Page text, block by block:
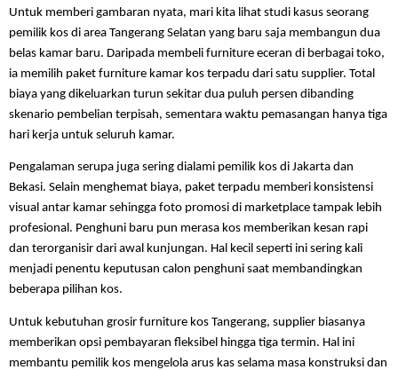
Untuk memberi gambaran nyata, mari kita lihat studi kasus seorang
pemilik kos di area Tangerang Selatan yang baru saja membangun dua
belas kamar baru. Daripada membeli furniture eceran di berbagai toko,
ia memilih paket furniture kamar kos terpadu dari satu supplier. Total
biaya yang dikeluarkan turun sekitar dua puluh persen dibanding
skenario pembelian terpisah, sementara waktu pemasangan hanya tiga
hari kerja untuk seluruh kamar.
Pengalaman serupa juga sering dialami pemilik kos di Jakarta dan
Bekasi. Selain menghemat biaya, paket terpadu memberi konsistensi
visual antar kamar sehingga foto promosi di marketplace tampak lebih
profesional. Penghuni baru pun merasa kos memberikan kesan rapi
dan terorganisir dari awal kunjungan. Hal kecil seperti ini sering kali
menjadi penentu keputusan calon penghuni saat membandingkan
beberapa pilihan kos.
Untuk kebutuhan grosir furniture kos Tangerang, supplier biasanya
memberikan opsi pembayaran fleksibel hingga tiga termin. Hal ini
membantu pemilik kos mengelola arus kas selama masa konstruksi dan